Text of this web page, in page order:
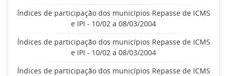
Índices de participação dos municípios Repasse de ICMS
e IPI - 10/02 a 08/03/2004
Índices de participação dos municípios Repasse de ICMS
e IPI - 10/02 a 08/03/2004
Índices de participação dos municípios Repasse de ICMS